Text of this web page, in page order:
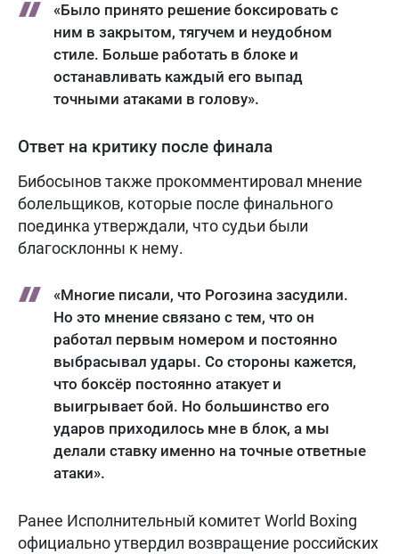
«Было принято решение боксировать с
ним в закрытом, тягучем и неудобном
стиле. Больше работать в блоке и
останавливать каждый его выпад
точными атаками в голову».
Ответ на критику после финала
Бибосынов также прокомментировал мнение
болельщиков, которые после финального
поединка утверждали, что судьи были
благосклонны к нему.
«Многие писали, что Рогозина засудили.
Но это мнение связано с тем, что он
работал первым номером и постоянно
выбрасывал удары. Со стороны кажется,
что боксёр постоянно атакует и
выигрывает бой. Но большинство его
ударов приходилось мне в блок, а мы
делали ставку именно на точные ответные
атаки».
Ранее Исполнительный комитет World Boxing
официально утвердил возвращение российских